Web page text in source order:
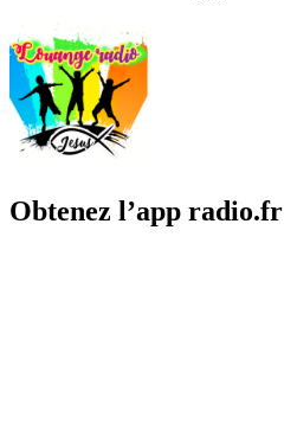
Obtenez l’app